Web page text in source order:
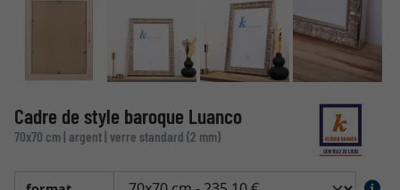
Cadre de style baroque Luanco
70x70 cm | argent | verre standard (2 mm)